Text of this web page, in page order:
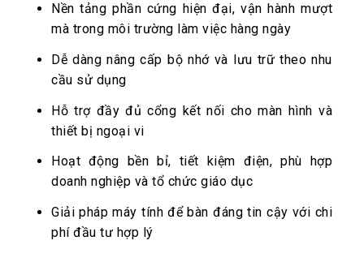
Nền tảng phần cứng hiện đại, vận hành mượt
mà trong môi trường làm việc hàng ngày
Dễ dàng nâng cấp bộ nhớ và lưu trữ theo nhu
cầu sử dụng
Hỗ trợ đầy đủ cổng kết nối cho màn hình và
thiết bị ngoại vi
Hoạt động bền bỉ, tiết kiệm điện, phù hợp
doanh nghiệp và tổ chức giáo dục
Giải pháp máy tính để bàn đáng tin cậy với chi
phí đầu tư hợp lý